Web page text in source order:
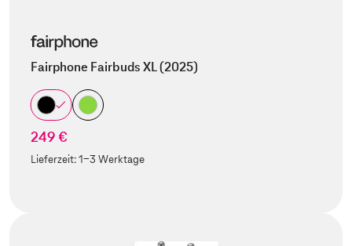
Fairphone Fairbuds XL (2025)
249 €
Lieferzeit:1-3 Werktage